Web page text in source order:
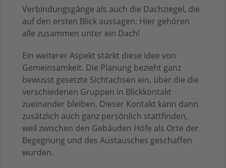
Verbindungsgänge als auch die Dachziegel, die
auf den ersten Blick aussagen: Hier gehören
alle zusammen unter ein Dach!
Ein weiterer Aspekt stärkt diese Idee von
Gemeinsamkeit. Die Planung bezieht ganz
bewusst gesetzte Sichtachsen ein, über die die
verschiedenen Gruppen in Blickkontakt
zueinander bleiben. Dieser Kontakt kann dann
zusätzlich auch ganz persönlich stattfinden,
weil zwischen den Gebäuden Höfe als Orte der
Begegnung und des Austausches geschaffen
wurden.